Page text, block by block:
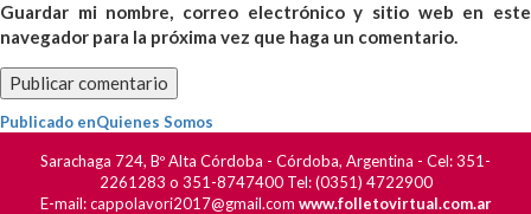
Guardar mi nombre, correo electrónico y sitio web en este
navegador para la próxima vez que haga un comentario.
Navegación
entradas
Publicado enQuienes Somos
Sarachaga 724, Bº Alta Córdoba - Córdoba, Argentina - Cel: 351-
2261283 o 351-8747400 Tel: (0351) 4722900
E-mail: cappolavori2017@gmail.com www.folletovirtual.com.ar